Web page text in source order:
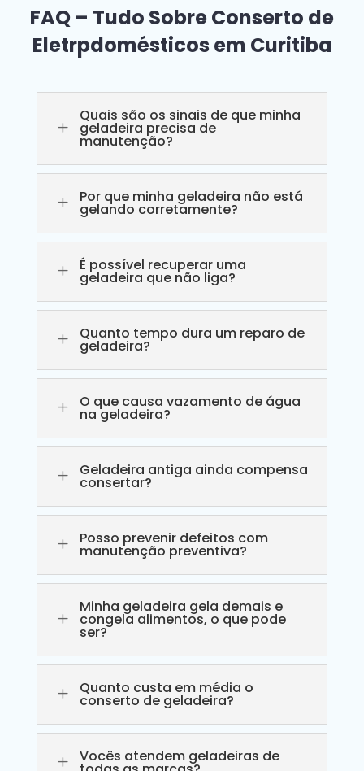
FAQ – Tudo Sobre Conserto de
Eletrpdomésticos em Curitiba
L
Quais são os sinais de que minha
geladeira precisa de
manutenção?
L Por que minha geladeira não está
gelando corretamente?
L É possível recuperar uma
geladeira que não liga?
L Quanto tempo dura um reparo de
geladeira?
L O que causa vazamento de água
na geladeira?
L Geladeira antiga ainda compensa
consertar?
L Posso prevenir defeitos com
manutenção preventiva?
L
Minha geladeira gela demais e
congela alimentos, o que pode
ser?
L Quanto custa em média o
conserto de geladeira?
L Vocês atendem geladeiras de